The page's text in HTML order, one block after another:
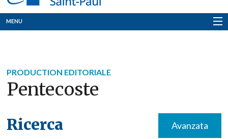
MENU
News
PRODUCTION EDITORIALE
Pentecoste
Ricerca Avanzata